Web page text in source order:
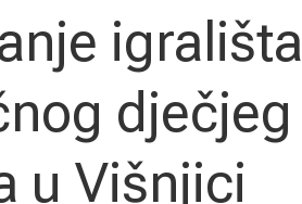
igrališta
dječjeg
u Višnjici